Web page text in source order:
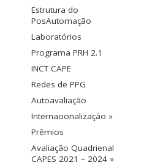
Estrutura do
PosAutomação
Laboratórios
Programa PRH 2.1
INCT CAPE
Redes de PPG
Autoavaliação
Internacionalização »
Prêmios
Avaliação Quadrienal
CAPES 2021 – 2024 »